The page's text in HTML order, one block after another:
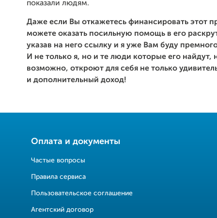
показали людям.
Даже если Вы откажетесь финансировать этот
можете оказать посильную помощь в его
указав на него ссылку и я уже Вам буду
И не только я, но и те люди которые его найдут,
возможно, откроют для себя не только
и дополнительный доход!
Оплата и документы
Частые вопросы
Правила сервиса
Пользовательское соглашение
Агентский договор